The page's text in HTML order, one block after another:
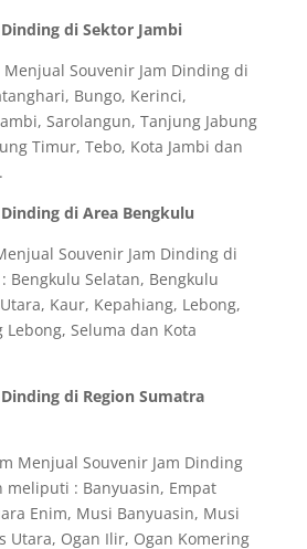
di Sektor Jambi
Menjual Souvenir Jam Dinding di
Bungo, Kerinci,
Sarolangun, Tanjung Jabung
Timur, Tebo, Kota Jambi dan
di Area Bengkulu
Souvenir Jam Dinding di
Bengkulu Selatan, Bengkulu
Kaur, Kepahiang, Lebong,
Lebong, Seluma dan Kota
di Region Sumatra
Menjual Souvenir Jam Dinding
meliputi : Banyuasin, Empat
Enim, Musi Banyuasin, Musi
Utara, Ogan Ilir, Ogan Komering